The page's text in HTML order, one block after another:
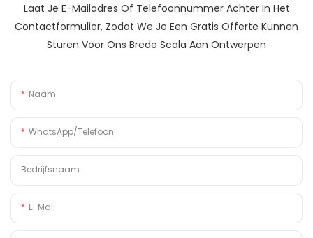
Laat Je E-Mailadres Of Telefoonnummer Achter In Het
Contactformulier, Zodat We Je Een Gratis Offerte Kunnen
Sturen Voor Ons Brede Scala Aan Ontwerpen
Naam
WhatsApp/Telefoon
Bedrijfsnaam
E-Mail